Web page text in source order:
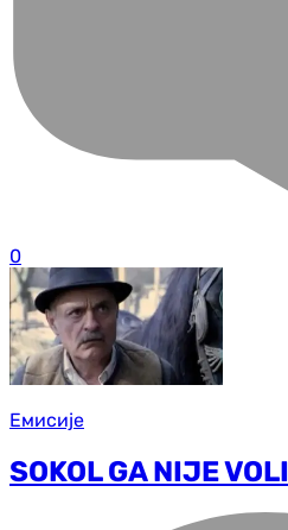
0
Емисије
SOKOL GA NIJE